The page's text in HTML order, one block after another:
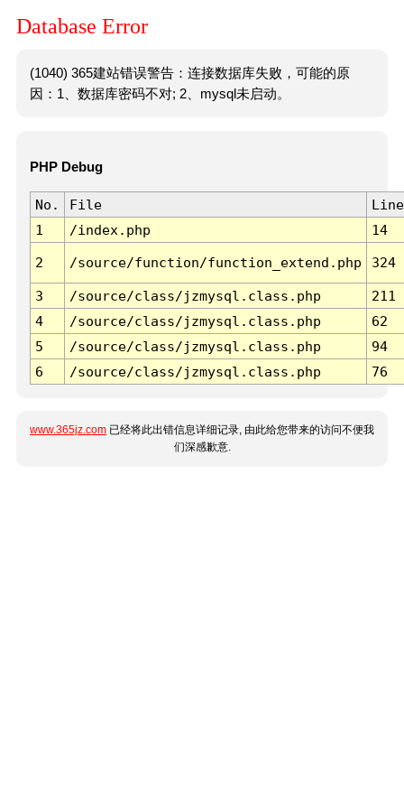
Database Error
(1040) 365建站错误警告：连接数据库失败，可能的原
因：1、数据库密码不对; 2、mysql未启动。
PHP Debug
No. File
Line
1
/index.php 14
2 /source/function/function_extend.php 324
3 /source/class/jzmysql.class.php
211
4
/source/class/jzmysql.class.php
62
5
/source/class/jzmysql.class.php
94
6
/source/class/jzmysql.class.php 76
www.365jz.com 已经将此出错信息详细记录, 由此给您带来的访问不便我
们深感歉意.